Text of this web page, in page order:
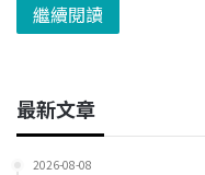
繼續閱讀
最新文章
2026-08-08